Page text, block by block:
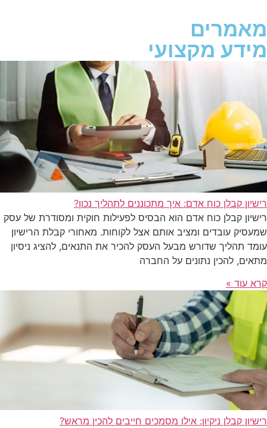
מאמרים
מידע מקצועי
רישיון קבלן כוח אדם: איך מתכוננים לתהליך נכון?
רישיון קבלן כוח אדם הוא הבסיס לפעילות חוקית ומסודרת של עסק
שמעסיק עובדים ומציב אותם אצל לקוחות. מאחורי קבלת הרישיון
עומד תהליך שדורש מבעל העסק להכיר את התנאים, להציג ניסיון
מתאים, להכין נתונים על החברה
קרא עוד »
רישיון קבלן ניקיון: אילו מסמכים חייבים להכין מראש?